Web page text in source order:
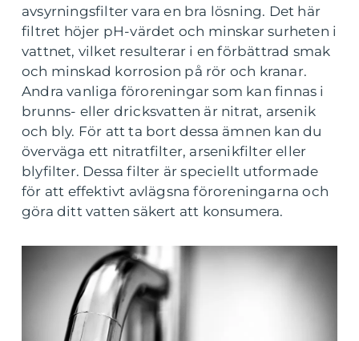
avsyrningsfilter vara en bra lösning. Det här
filtret höjer pH-värdet och minskar surheten i
vattnet, vilket resulterar i en förbättrad smak
och minskad korrosion på rör och kranar.
Andra vanliga föroreningar som kan finnas i
brunns- eller dricksvatten är nitrat, arsenik
och bly. För att ta bort dessa ämnen kan du
överväga ett nitratfilter, arsenikfilter eller
blyfilter. Dessa filter är speciellt utformade
för att effektivt avlägsna föroreningarna och
göra ditt vatten säkert att konsumera.